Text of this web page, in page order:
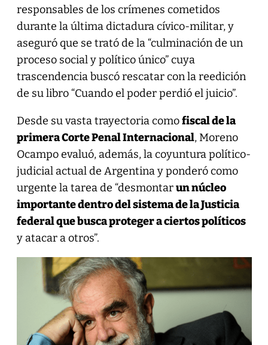
responsables de los crímenes cometidos
durante la última dictadura cívico-militar, y
aseguró que se trató de la “culminación de un
proceso social y político único” cuya
trascendencia buscó rescatar con la reedición
de su libro “Cuando el poder perdió el juicio”.
Desde su vasta trayectoria comofiscal de la
primera Corte Penal Internacional, Moreno
Ocampo evaluó, además, la coyuntura político-
judicial actual de Argentina y ponderó como
urgente la tarea de “desmontarun núcleo
importante dentro del sistema de la Justicia
federal que busca proteger a ciertos políticos
y atacar a otros”.